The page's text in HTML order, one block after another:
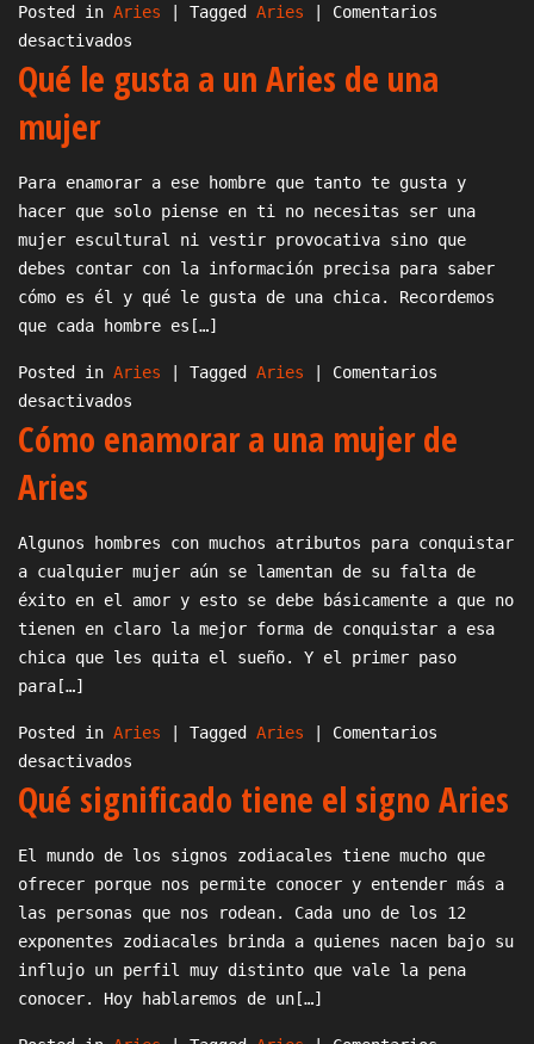
Posted in Aries Tagged Aries
Comentarios
desactivados
regalar
hombre
Aries
Qué le gusta a un Aries de una
mujer
Para enamorar a ese hombre que tanto te gusta y
hacer que solo piense en ti no necesitas ser una
mujer escultural ni vestir provocativa sino que
debes contar con la información precisa para saber
cómo es él y qué le gusta de una chica. Recordemos
que cada hombre es[…]
Posted in Aries Tagged Aries
Comentarios
desactivados
le
un
Aries
de
una
mujer
Cómo enamorar a una mujer de
Aries
Algunos hombres con muchos atributos para conquistar
a cualquier mujer aún se lamentan de su falta de
éxito en el amor y esto se debe básicamente a que no
tienen en claro la mejor forma de conquistar a esa
chica que les quita el sueño. Y el primer paso
para[…]
Posted in Aries Tagged Aries
Comentarios
desactivados
Cómo
enamorar
a
de
Aries
Qué significado tiene el signo Aries
El mundo de los signos zodiacales tiene mucho que
ofrecer porque nos permite conocer y entender más a
las personas que nos rodean. Cada uno de los 12
exponentes zodiacales brinda a quienes nacen bajo su
influjo un perfil muy distinto que vale la pena
conocer. Hoy hablaremos de un[…]